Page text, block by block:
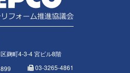
麹町4-3-4 宮ビル8階
03-3265-4861